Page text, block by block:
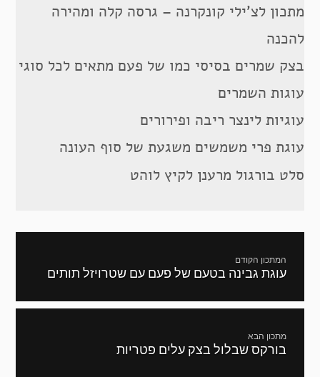
מתכון לצ’ילי קונקרנה – גרסה קלה ומהירה
להכנה
בצק שמרים בסיסי כמו של פעם מתאים לכל סוגי
עוגות השמרים
עוגיות לינצר ריבה ופירורים
עוגת פרי משמשים משגעת של סוף העונה
סלט בורגול מרענן לקיץ לוהט
המתכון הקודם
מתכון
עוגת גבינה בטעם של פעם עם שטרויזל תותים
מתכון הבא
המתכון
בורקס שבלול בצק עלים פטריות